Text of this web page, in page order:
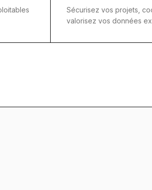
Sécurisez vos projets,
valorisez vos données